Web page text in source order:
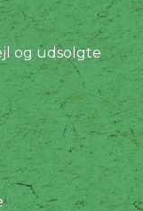
og udsolgte